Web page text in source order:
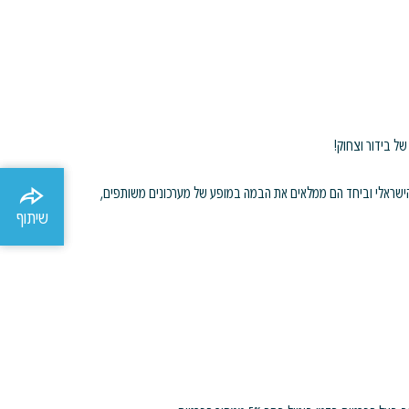
שיתוף
שיתוף
בידור וצחוק!
וביחד הם ממלאים את הבמה במופע של מערכונים משותפים,